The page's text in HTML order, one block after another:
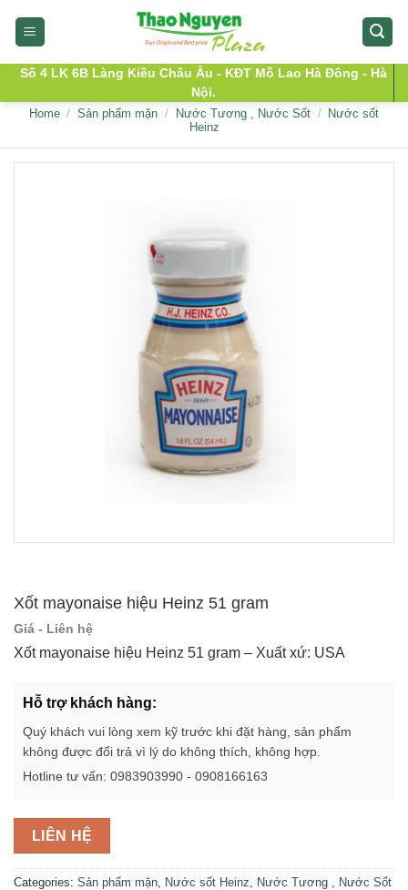
Số 4 LK 6B Làng Kiều Châu Âu - KĐT Mỗ Lao Hà Đông - Hà
Nội.
Home / Sản phẩm mặn / Nước Tương , Nước Sốt /
Nước sốt
Heinz
Xốt mayonaise hiệu Heinz 51 gram
Giá - Liên hệ
Xốt mayonaise hiệu Heinz 51 gram – Xuất xứ: USA
Hỗ trợ khách hàng:
Quý khách vui lòng xem kỹ trước khi đặt hàng, sản phẩm
không được đổi trả vì lý do không thích, không hợp.
Hotline tư vấn: 0983903990 - 0908166163
LIÊN HỆ
Categories: Sản phẩm mặn Nước sốt Heinz Nước Tương , Nước Sốt